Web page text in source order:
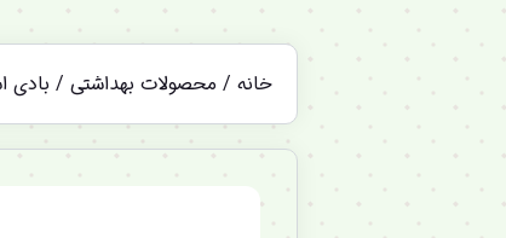
خانه / محصولات بهداشتی / بادی